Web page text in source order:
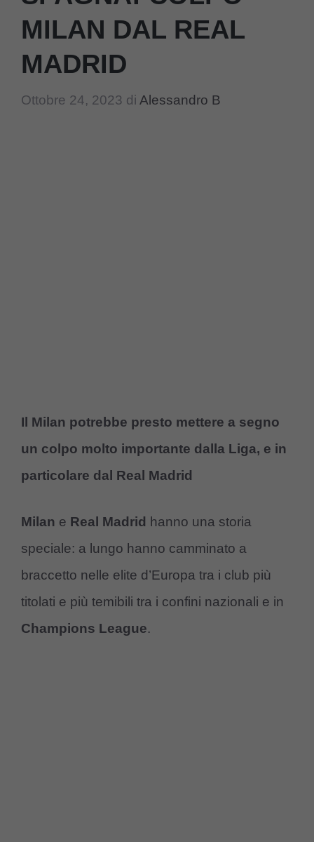
MILAN DAL REAL
MADRID
Ottobre 24, 2023 di Alessandro B
Il Milan potrebbe presto mettere a segno
un colpo molto importante dalla Liga, e in
particolare dal Real Madrid
Milan e Real Madrid hanno una storia
speciale: a lungo hanno camminato a
braccetto nelle elite d’Europa tra i club più
titolati e più temibili tra i confini nazionali e in
Champions League.